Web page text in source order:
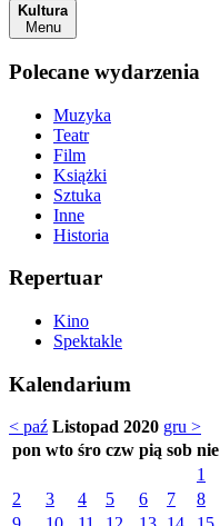
Kultura
Menu
Polecane wydarzenia
Muzyka
Teatr
Film
Książki
Sztuka
Inne
Historia
Repertuar
Kino
Spektakle
Kalendarium
< paź Listopad 2020 gru >
pon wto śro czw pią sob nie
1
2
3 4 5 6 7
8